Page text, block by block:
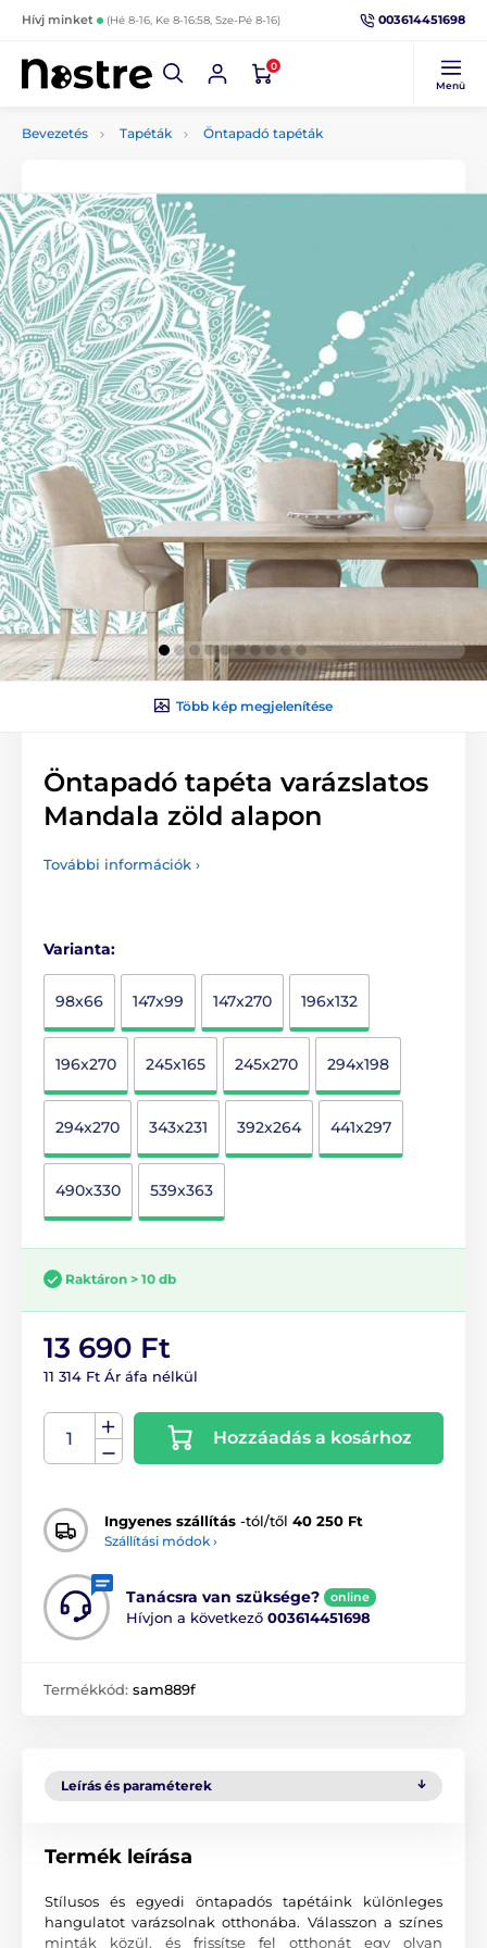
Hívj minket (Hé 8-16, Ke 8-16:58, Sze-Pé 8-16) 003614451698
0
Menü
Bevezetés Tapéták Öntapadó tapéták
Több kép megjelenítése
Öntapadó tapéta varázslatos
Mandala zöld alapon
További információk ›
Varianta:
98x66 147x99 147x270 196x132
196x270 245x165 245x270 294x198
294x270 343x231 392x264 441x297
490x330 539x363
Raktáron > 10 db
13 690 Ft
11 314 Ft Ár áfa nélkül
Hozzáadás a kosárhoz
Ingyenes szállítás -tól/től 40 250 Ft
Szállítási módok ›
Tanácsra van szüksége? online
Hívjon a következő 003614451698
Termékkód: sam889f
Leírás és paraméterek
Termék leírása
Stílusos és egyedi öntapadós tapétáink különleges
hangulatot varázsolnak otthonába. Válasszon a színes
minták közül, és frissítse fel otthonát egy olyan